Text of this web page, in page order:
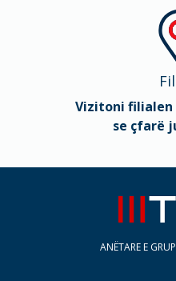
Vizitoni filialen
se çfarë
ANËTARE E